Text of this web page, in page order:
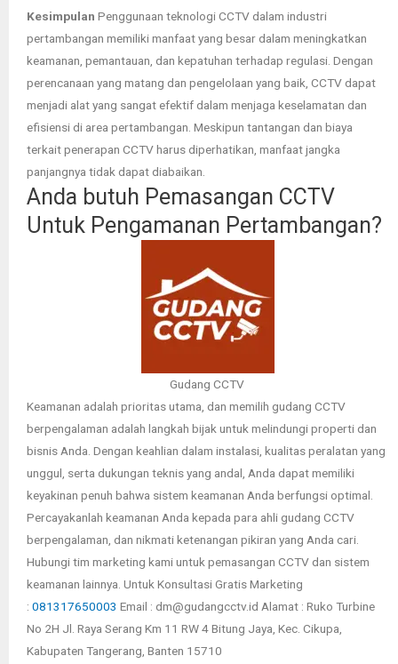
Kesimpulan Penggunaan teknologi CCTV dalam industri
pertambangan memiliki manfaat yang besar dalam meningkatkan
keamanan, pemantauan, dan kepatuhan terhadap regulasi. Dengan
perencanaan yang matang dan pengelolaan yang baik, CCTV dapat
menjadi alat yang sangat efektif dalam menjaga keselamatan dan
efisiensi di area pertambangan. Meskipun tantangan dan biaya
terkait penerapan CCTV harus diperhatikan, manfaat jangka
panjangnya tidak dapat diabaikan.
Anda butuh Pemasangan CCTV
Untuk Pengamanan Pertambangan?
Gudang CCTV
Keamanan adalah prioritas utama, dan memilih gudang CCTV
berpengalaman adalah langkah bijak untuk melindungi properti dan
bisnis Anda. Dengan keahlian dalam instalasi, kualitas peralatan yang
unggul, serta dukungan teknis yang andal, Anda dapat memiliki
keyakinan penuh bahwa sistem keamanan Anda berfungsi optimal.
Percayakanlah keamanan Anda kepada para ahli gudang CCTV
berpengalaman, dan nikmati ketenangan pikiran yang Anda cari.
Hubungi tim marketing kami untuk pemasangan CCTV dan sistem
keamanan lainnya. Untuk Konsultasi Gratis Marketing
: 081317650003 Email : dm@gudangcctv.id Alamat : Ruko Turbine
No 2H Jl. Raya Serang Km 11 RW 4 Bitung Jaya, Kec. Cikupa,
Kabupaten Tangerang, Banten 15710